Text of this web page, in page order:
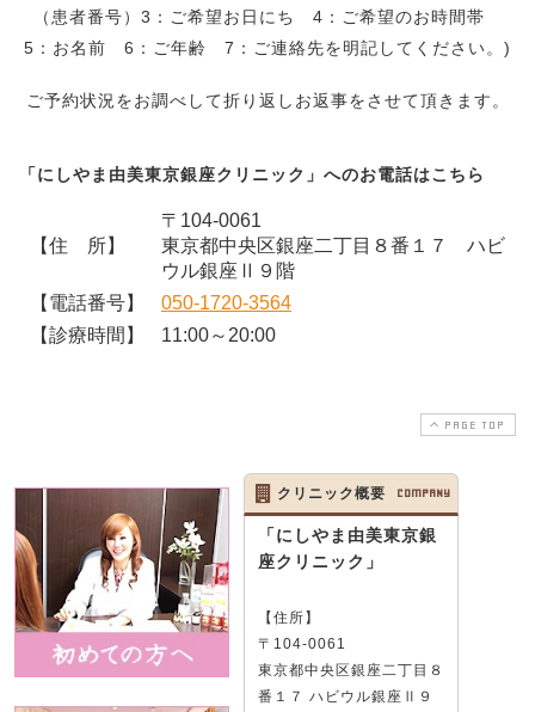
（患者番号）3：ご希望お日にち 4：ご希望のお時間帯
5：お名前 6：ご年齢 7：ご連絡先を明記してください。)
ご予約状況をお調べして折り返しお返事をさせて頂きます。
「にしやま由美東京銀座クリニック」へのお電話はこちら
【住 所】
〒104-0061
東京都中央区銀座二丁目８番１７ ハビ
ウル銀座Ⅱ９階
【電話番号】
050-1720-3564
【診療時間】
11:00～20:00
PAGE TOP
クリニック概要 COMPANY
「にしやま由美東京銀
座クリニック」
【住所】
〒104-0061
東京都中央区銀座二丁目８
番１７ ハビウル銀座Ⅱ９